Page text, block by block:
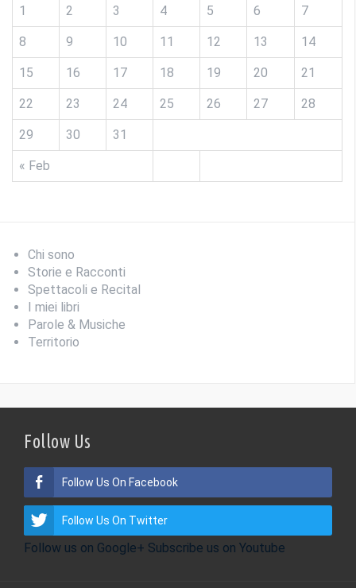
« Feb
1 2 3 4 5 6 7
8 9 10 11 12 13 14
15 16 17 18 19 20 21
22 23 24 25 26 27 28
29 30 31
Chi sono
Storie e Racconti
Spettacoli e Recital
I miei libri
Parole & Musiche
Territorio
Follow Us
Follow Us On Facebook
Follow Us On Twitter
Follow us on Google+ Subscribe us on Youtube